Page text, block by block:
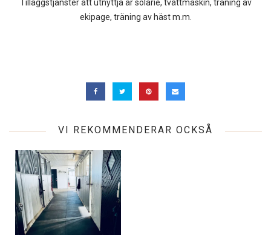
Tilläggstjänster att utnyttja är solarie, tvättmaskin, träning av
ekipage, träning av häst m.m.
VI REKOMMENDERAR OCKSÅ